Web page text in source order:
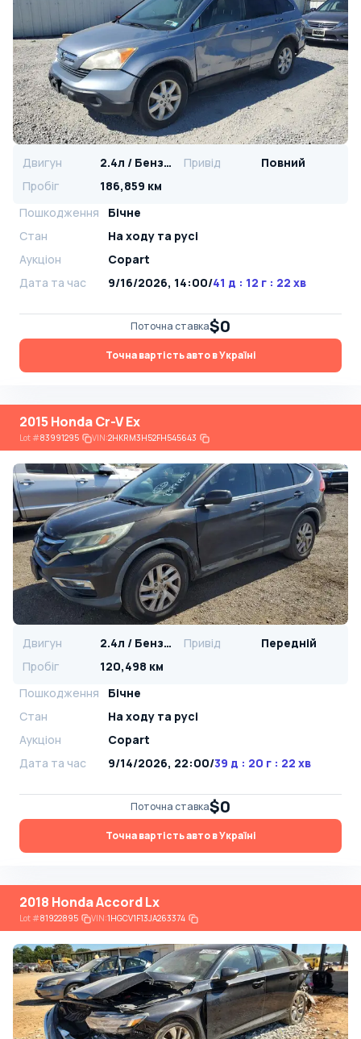
Двигун 2.4л / Бензин Привід
Повний
Пробіг
186,859 км
Пошкодження
Бічне
Стан
На ​​ходу та русі
Аукціон
Copart
Дата та час
9/16/2026, 14:00/41 д : 12 г : 22 хв
Поточна ставка$0
Точна вартість авто в Україні
2015 Honda Cr-V Ex
Lot#83991295 VIN:2HKRM3H52FH545643
Двигун 2.4л / Бензин Привід
Передній
Пробіг
120,498 км
Пошкодження
Бічне
Стан
На ​​ходу та русі
Аукціон
Copart
Дата та час
9/14/2026, 22:00/39 д : 20 г : 22 хв
Поточна ставка$0
Точна вартість авто в Україні
2018 Honda Accord Lx
Lot#81922895 VIN:1HGCV1F13JA263374